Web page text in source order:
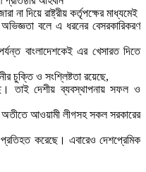
না দিয়ে রাষ্ট্রীয় কর্তৃপক্ষের মাধ্যমেই
বলে এ ধরনের বেসরকারিকরণ
বাংলাদেশকেই এর খেসারত দিতে
চুক্তি ও সংশ্লিষ্টতা রয়েছে,
তাই দেশীয় ব্যবস্থাপনায় সফল ও
অতীতে আওয়ামী লীগসহ সকল সরকারের
করেছে। এবারেও দেশপ্রেমিক